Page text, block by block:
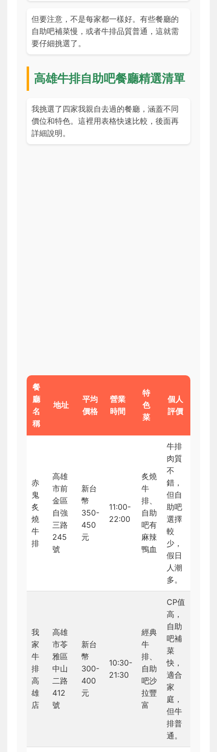
但要注意，不是每家都一樣好。有些餐廳的
自助吧補菜慢，或者牛排品質普通，這就需
要仔細挑選了。
高雄牛排自助吧餐廳精選清單
我挑選了四家我親自去過的餐廳，涵蓋不同
價位和特色。這裡用表格快速比較，後面再
詳細說明。
餐
廳
名
稱
地址
平均
價格
營業
時間
特
色
菜
個人
評價
赤
鬼
炙
燒
牛
排
高雄
市前
金區
自強
三路
245
號
新台
幣
350-
450
元
11:00-
22:00
炙燒
牛
排、
自助
吧有
麻辣
鴨血
牛排
肉質
不
錯，
但自
助吧
選擇
較
少，
假日
人潮
多。
我
家
牛
排
高
雄
店
高雄
市苓
雅區
中山
二路
412
號
新台
幣
300-
400
元
10:30-
21:30
經典
牛
排、
自助
吧沙
拉豐
富
CP值
高，
自助
吧補
菜
快，
適合
家
庭，
但牛
排普
通。